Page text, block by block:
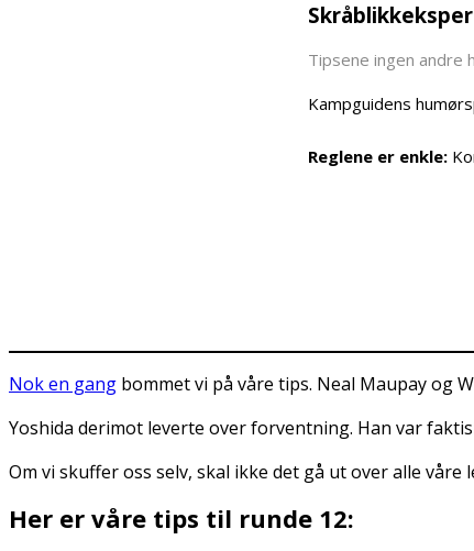
Tipsene ingen andre
Kampguidens
Reglene er enkle:
Nok en gang bommet vi på våre tips. Neal Maupay og
Yoshida derimot leverte over forventning. Han var
Om vi skuffer oss selv, skal ikke det gå ut over alle
Her er våre tips til runde 12: